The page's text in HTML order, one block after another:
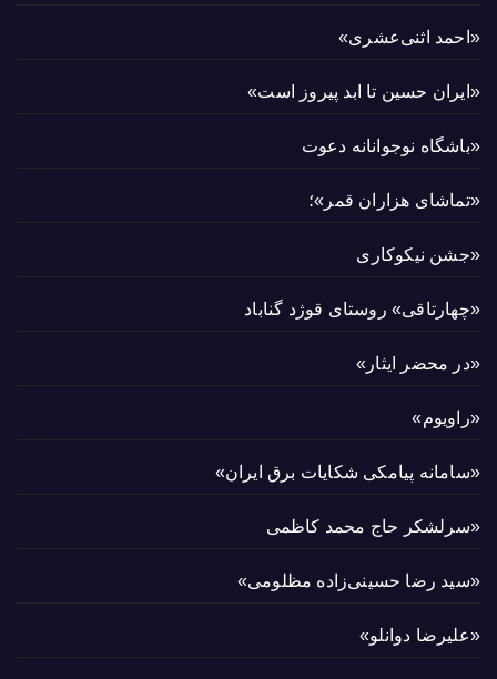
«احمد اثنی‌عشری»
«ایران حسین تا ابد پیروز است»
«باشگاه نوجوانانه دعوت
«تماشای هزاران قمر»؛
«جشن نیکوکاری
«چهارتاقی» روستای قوژد گناباد
«در محضر ایثار»
«راویوم»
«سامانه پیامکی شکایات برق ایران»
«سرلشکر حاج محمد کاظمی
«سید رضا حسینی‌زاده مظلومی»
«علیرضا دوانلو»